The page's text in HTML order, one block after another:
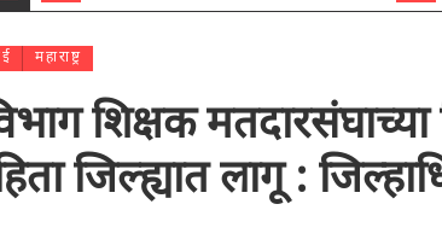
महाराष्ट्र
शिक्षक
जिल्ह्यात लागू :